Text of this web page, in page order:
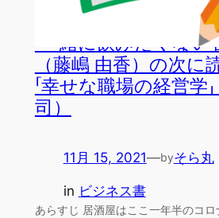
「一緒に飲みたくない
（藤嶋 由香）の次に
「幸せな職場の経営学
司）
11月 15, 2021—byそら丸
in ビジネス書
あらすじ 居酒屋はここ一年半のコ